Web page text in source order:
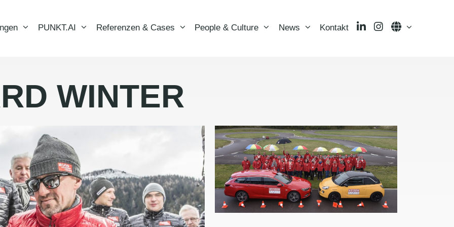
PUNKT.AI Referenzen & Cases People & Culture News Kontakt LinkedInInstagramLanguage
WINTER